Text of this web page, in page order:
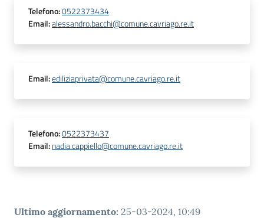
Telefono:0522373434
Email:alessandro.bacchi@comune.cavriago.re.it
Email:ediliziaprivata@comune.cavriago.re.it
Telefono:0522373437
Email:nadia.cappiello@comune.cavriago.re.it
Ultimo aggiornamento: 25-03-2024, 10:49